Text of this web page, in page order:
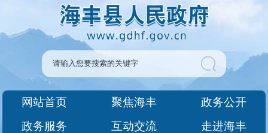
网站首页 聚焦海丰
政务公开
政务服务
互动交流 走进海丰